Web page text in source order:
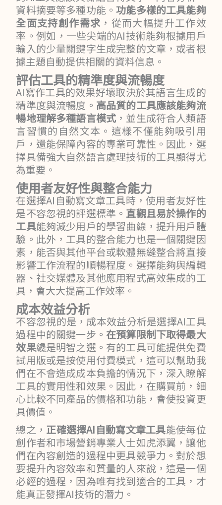
資料摘要等多種功能。 功能多樣的工具能夠
全面支持創作需求 ，從而大幅提升工作效
率。例如，一些尖端的AI技術能夠根據用戶
輸入的少量關鍵字生成完整的文章，或者根
據主題自動提供相關的資料信息。
評估工具的精準度與流暢度
AI寫作工具的效果好壞取決於其語言生成的
精準度與流暢度。 高品質的工具應該能夠流
暢地理解多種語言模式 ，並生成符合人類語
言習慣的自然文本。這樣不僅能夠吸引用
戶，還能保障內容的專業可靠性。因此，選
擇具備強大自然語言處理技術的工具顯得尤
為重要。
使用者友好性與整合能力
在選擇AI自動寫文章工具時，使用者友好性
是不容忽視的評選標準。 直觀且易於操作的
工具能夠減少用戶的學習曲線，提升用戶體
驗。此外，工具的整合能力也是一個關鍵因
素，能否與其他平台或軟體無縫整合將直接
影響工作流程的順暢程度。選擇能夠與編輯
器、社交媒體及其他應用程式高效集成的工
具，會大大提高工作效率。
成本效益分析
不容忽視的是，成本效益分析是選擇AI工具
過程中的關鍵一步。 在預算限制下取得最大
效果纔是明智之選。有的工具可能提供免費
試用版或是按使用付費模式，這可以幫助我
們在不會造成成本負擔的情況下，深入瞭解
工具的實用性和效果。因此，在購買前，細
心比較不同產品的價格和功能，會使投資更
具價值。
總之， 正確選擇AI自動寫文章工具能使每位
創作者和市場營銷專業人士如虎添翼，讓他
們在內容創造的過程中更具競爭力。對於想
要提升內容效率和質量的人來說，這是一個
必經的過程，因為唯有找到適合的工具，才
能真正發揮AI技術的潛力。